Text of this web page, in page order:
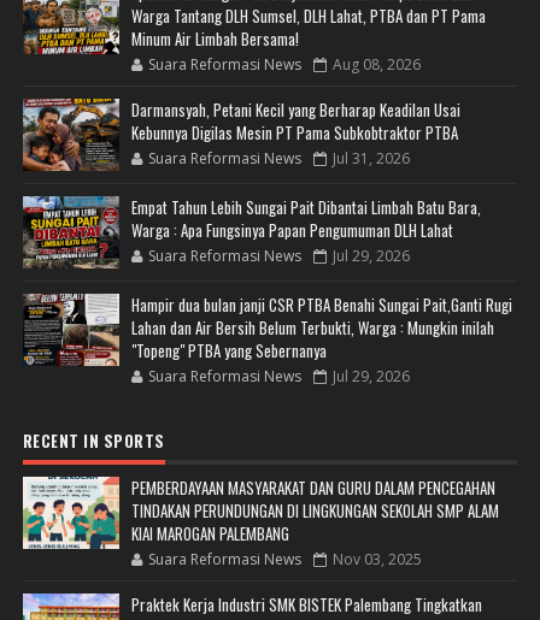
Warga Tantang DLH Sumsel, DLH Lahat, PTBA dan PT Pama
Minum Air Limbah Bersama!
Suara Reformasi News Aug 08, 2026
Darmansyah, Petani Kecil yang Berharap Keadilan Usai
Kebunnya Digilas Mesin PT Pama Subkobtraktor PTBA
Suara Reformasi News Jul 31, 2026
Empat Tahun Lebih Sungai Pait Dibantai Limbah Batu Bara,
Warga : Apa Fungsinya Papan Pengumuman DLH Lahat
Suara Reformasi News Jul 29, 2026
Hampir dua bulan janji CSR PTBA Benahi Sungai Pait,Ganti Rugi
Lahan dan Air Bersih Belum Terbukti, Warga : Mungkin inilah
"Topeng" PTBA yang Sebernanya
Suara Reformasi News Jul 29, 2026
RECENT IN SPORTS
PEMBERDAYAAN MASYARAKAT DAN GURU DALAM PENCEGAHAN
TINDAKAN PERUNDUNGAN DI LINGKUNGAN SEKOLAH SMP ALAM
KIAI MAROGAN PALEMBANG
Suara Reformasi News Nov 03, 2025
Praktek Kerja Industri SMK BISTEK Palembang Tingkatkan